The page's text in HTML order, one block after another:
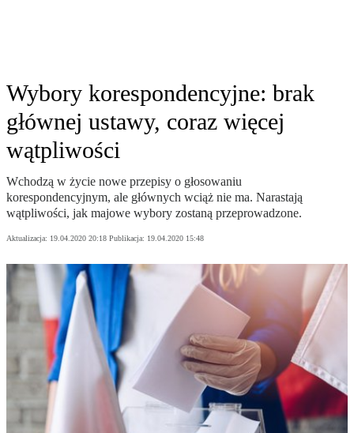
Wybory korespondencyjne: brak
głównej ustawy, coraz więcej
wątpliwości
Wchodzą w życie nowe przepisy o głosowaniu
korespondencyjnym, ale głównych wciąż nie ma. Narastają
wątpliwości, jak majowe wybory zostaną przeprowadzone.
Aktualizacja: 19.04.2020 20:18 Publikacja: 19.04.2020 15:48